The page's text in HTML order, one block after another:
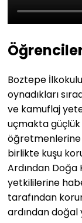
Boztepe
oynadıkları
ve kamuflaj
uçmakta
birlikte kuşu
Ardından Doğa
yetkililerine
tarafından
ardından doğal